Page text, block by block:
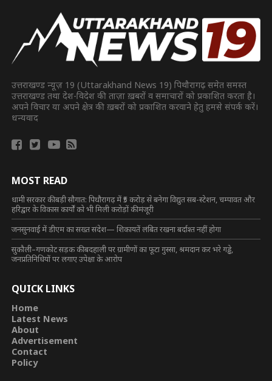
उत्तराखण्ड न्यूज़ 19 (Uttarakhand News 19) पिथौरागढ़ समेत समस्त
उत्तराखण्ड तथा देश-विदेश की ताज़ा ख़बरों व समाचारों को प्रकाशित करता है।
अपने विचार या अपने क्षेत्र की ख़बरों को प्रकाशित करवाने हेतु हमसे संपर्क करें।
धन्यवाद
MOST READ
धामी सरकार की बड़ी सौगात: पिथौरागढ़ में ₹5 करोड़ से बनेगा विद्युत सब-स्टेशन, चम्पावत और
हरिद्वार के विकास कार्यों को भी मिली करोड़ों की मंजूरी
जनसुनवाई में डीएम का सख्त संदेश— शिकायतें लंबित रखना बर्दाश्त नहीं होगा
सुकौली–गणकोट सड़क की बदहाली पर ग्रामीणों का फूटा गुस्सा, श्रमदान कर भरे गड्ढे,
जनप्रतिनिधियों पर लगाए उपेक्षा के आरोप
QUICK LINKS
Home
Latest News
About
Advertisement
Contact
Policy